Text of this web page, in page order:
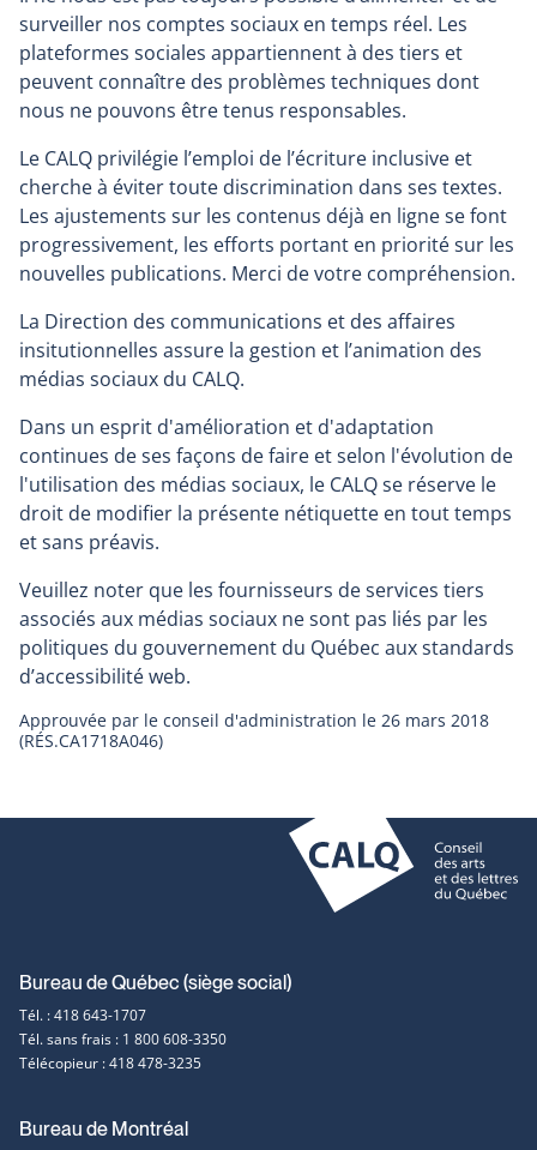
surveiller nos comptes sociaux en temps réel. Les
plateformes sociales appartiennent à des tiers et
peuvent connaître des problèmes techniques dont
nous ne pouvons être tenus responsables.
Le CALQ privilégie l’emploi de l’écriture inclusive et
cherche à éviter toute discrimination dans ses textes.
Les ajustements sur les contenus déjà en ligne se font
progressivement, les efforts portant en priorité sur les
nouvelles publications. Merci de votre compréhension.
La Direction des communications et des affaires
insitutionnelles assure la gestion et l’animation des
médias sociaux du CALQ.
Dans un esprit d'amélioration et d'adaptation
continues de ses façons de faire et selon l'évolution de
l'utilisation des médias sociaux, le CALQ se réserve le
droit de modifier la présente nétiquette en tout temps
et sans préavis.
Veuillez noter que les fournisseurs de services tiers
associés aux médias sociaux ne sont pas liés par les
politiques du gouvernement du Québec aux standards
d’accessibilité web.
Approuvée par le conseil d'administration le 26 mars 2018
(RÉS.CA1718A046)
Coordonnées
et
contact
Bureau de Québec (siège social)
Tél. : 418 643-1707
Tél. sans frais : 1 800 608-3350
Télécopieur : 418 478-3235
Bureau de Montréal